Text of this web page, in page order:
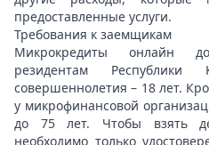
предоставленные услуги.
Требования к заемщикам
Микрокредиты онлайн
резидентам Республики
совершеннолетия – 18 лет.
у микрофинансовой
до 75 лет. Чтобы взять
необходимо только